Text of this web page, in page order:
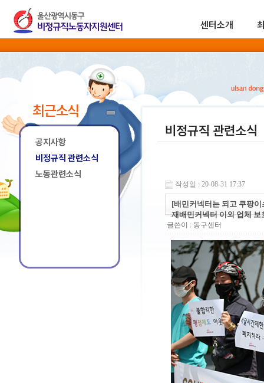
센터소개
최근소식
공지사항
비정규직 관련소식
노동관련소식
비정규직 관련소식
작성일 : 20-08-31 17:37
[배민커넥터는 되고 쿠팡
재배민커넥터 이외 업체
글쓴이 : 동구센터